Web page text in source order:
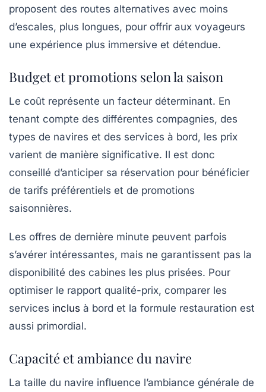
proposent des routes alternatives avec moins
d’escales, plus longues, pour offrir aux voyageurs
une expérience plus immersive et détendue.
Budget et promotions selon la saison
Le coût représente un facteur déterminant. En
tenant compte des différentes compagnies, des
types de navires et des services à bord, les prix
varient de manière significative. Il est donc
conseillé d’anticiper sa réservation pour bénéficier
de tarifs préférentiels et de promotions
saisonnières.
Les offres de dernière minute peuvent parfois
s’avérer intéressantes, mais ne garantissent pas la
disponibilité des cabines les plus prisées. Pour
optimiser le rapport qualité-prix, comparer les
services inclus à bord et la formule restauration est
aussi primordial.
Capacité et ambiance du navire
La taille du navire influence l’ambiance générale de